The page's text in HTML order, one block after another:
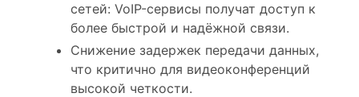
сетей: VoIP-сервисы получат доступ к
более быстрой и надёжной связи.
Снижение задержек передачи данных,
что критично для видеоконференций
высокой четкости.